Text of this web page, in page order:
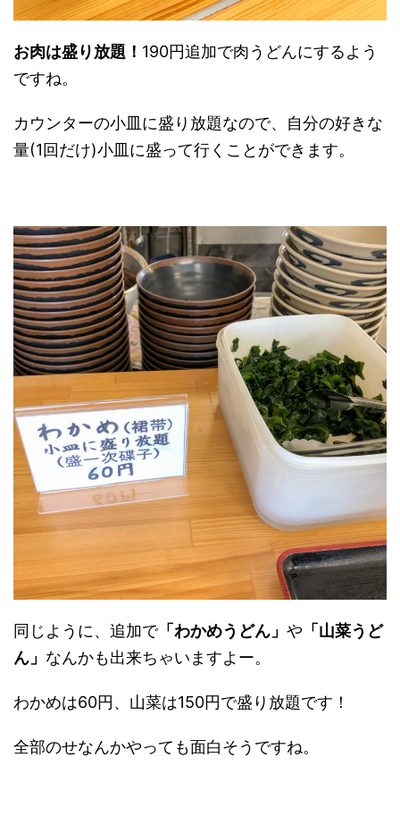
お肉は盛り放題！ 190円追加で肉うどんにするよう
ですね。
カウンターの小皿に盛り放題なので、自分の好きな
量(1回だけ)小皿に盛って行くことができます。
同じように、追加で「わかめうどん」 や 「山菜うど
ん」 なんかも出来ちゃいますよー。
わかめは60円、山菜は150円で盛り放題です！
全部のせなんかやっても面白そうですね。